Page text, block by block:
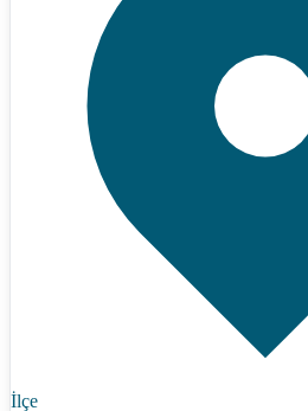
İlçe